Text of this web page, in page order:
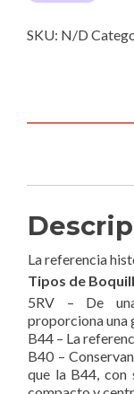
cantidad
SKU: N/D
La referencia
Tipos de
5RV – De
proporciona una
B44 – La
B40 –
que la B44, con